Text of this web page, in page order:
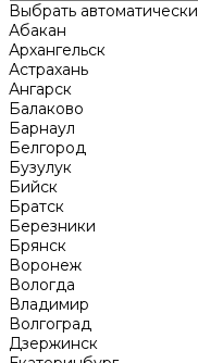
Выбрать автоматически
Абакан
Архангельск
Астрахань
Ангарск
Балаково
Барнаул
Белгород
Бузулук
Бийск
Братск
Березники
Брянск
Воронеж
Вологда
Владимир
Волгоград
Дзержинск